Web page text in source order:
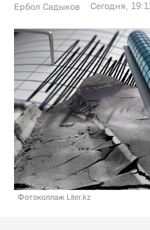
Ербол Садыков Сегодня,
Фотоколлаж Liter.kz